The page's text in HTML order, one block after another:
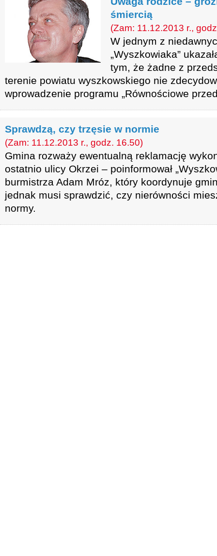
śmiercią
(Zam: 11.12.2013 r.,
W jednym z
„Wyszkowiaka”
tym, że żadne z
terenie powiatu wyszkowskiego nie
wprowadzenie programu „Równościowe
Sprawdzą, czy trzęsie w normie
(Zam: 11.12.2013 r., godz. 16.50)
Gmina rozważy ewentualną reklamację
ostatnio ulicy Okrzei – poinformował
burmistrza Adam Mróz, który koordynuje
jednak musi sprawdzić, czy nierówności
normy.